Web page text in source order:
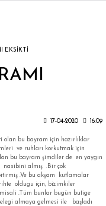
EKSİKTİ
17-04-2020 16:09
bu bayram için hazırlıklar
ve ruhları korkutmak için
bu bayram şimdiler de en yaygın
nasibini almış .Bir çok
.Ve bu akşam kutlamalar
oldugu için, bizimkiler
.Tüm bunlar bugün butige
almaya gelmesi ile başladı